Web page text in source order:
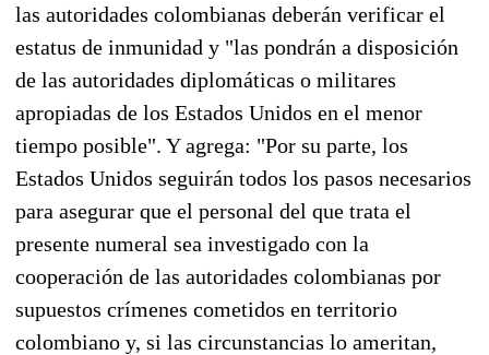
las autoridades colombianas deberán verificar el
estatus de inmunidad y "las pondrán a disposición
de las autoridades diplomáticas o militares
apropiadas de los Estados Unidos en el menor
tiempo posible". Y agrega: "Por su parte, los
Estados Unidos seguirán todos los pasos necesarios
para asegurar que el personal del que trata el
presente numeral sea investigado con la
cooperación de las autoridades colombianas por
supuestos crímenes cometidos en territorio
colombiano y, si las circunstancias lo ameritan,